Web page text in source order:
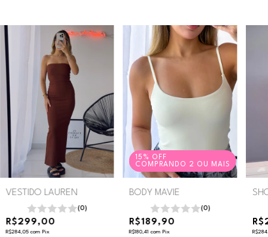
VESTIDO LAUREN
(0)
R$299,00
R$284,05com Pix
15% OFF
COMPRANDO 2 OU MAIS
BODY MAVIE
(0)
R$189,90
R$180,41com Pix